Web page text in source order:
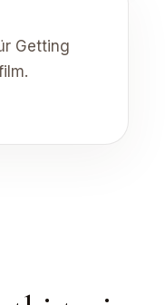
Getting